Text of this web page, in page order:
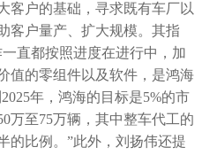
客户的基础，寻求既有车厂以
客户量产、扩大规模。其指
直都按照进度在进行中，加
值的零组件以及软件，是鸿海
年，鸿海的目标是5%的市
万至75万辆，其中整车代工的
的比例。”此外，刘扬伟还提